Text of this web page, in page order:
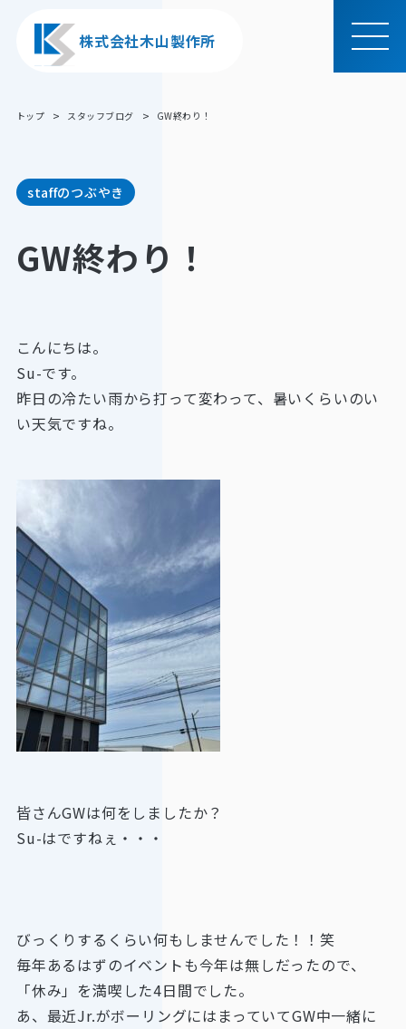
株式会社木山製作所
MEN
U
トップ スタッフブログ GW終わり！
staffのつぶやき
GW終わり！
こんにちは。
Su-です。
昨日の冷たい雨から打って変わって、暑いくらいのい
い天気ですね。
皆さんGWは何をしましたか？
Su-はですねぇ・・・
びっくりするくらい何もしませんでした！！笑
毎年あるはずのイベントも今年は無しだったので、
「休み」を満喫した4日間でした。
あ、最近Jr.がボーリングにはまっていてGW中一緒に